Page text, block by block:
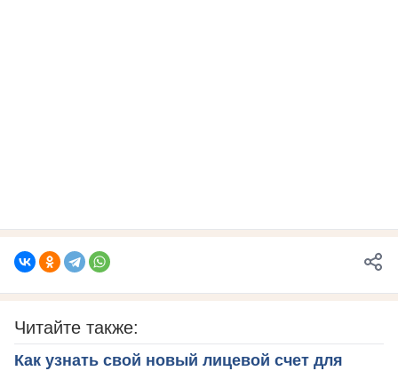
Читайте также:
Как узнать свой новый лицевой счет для